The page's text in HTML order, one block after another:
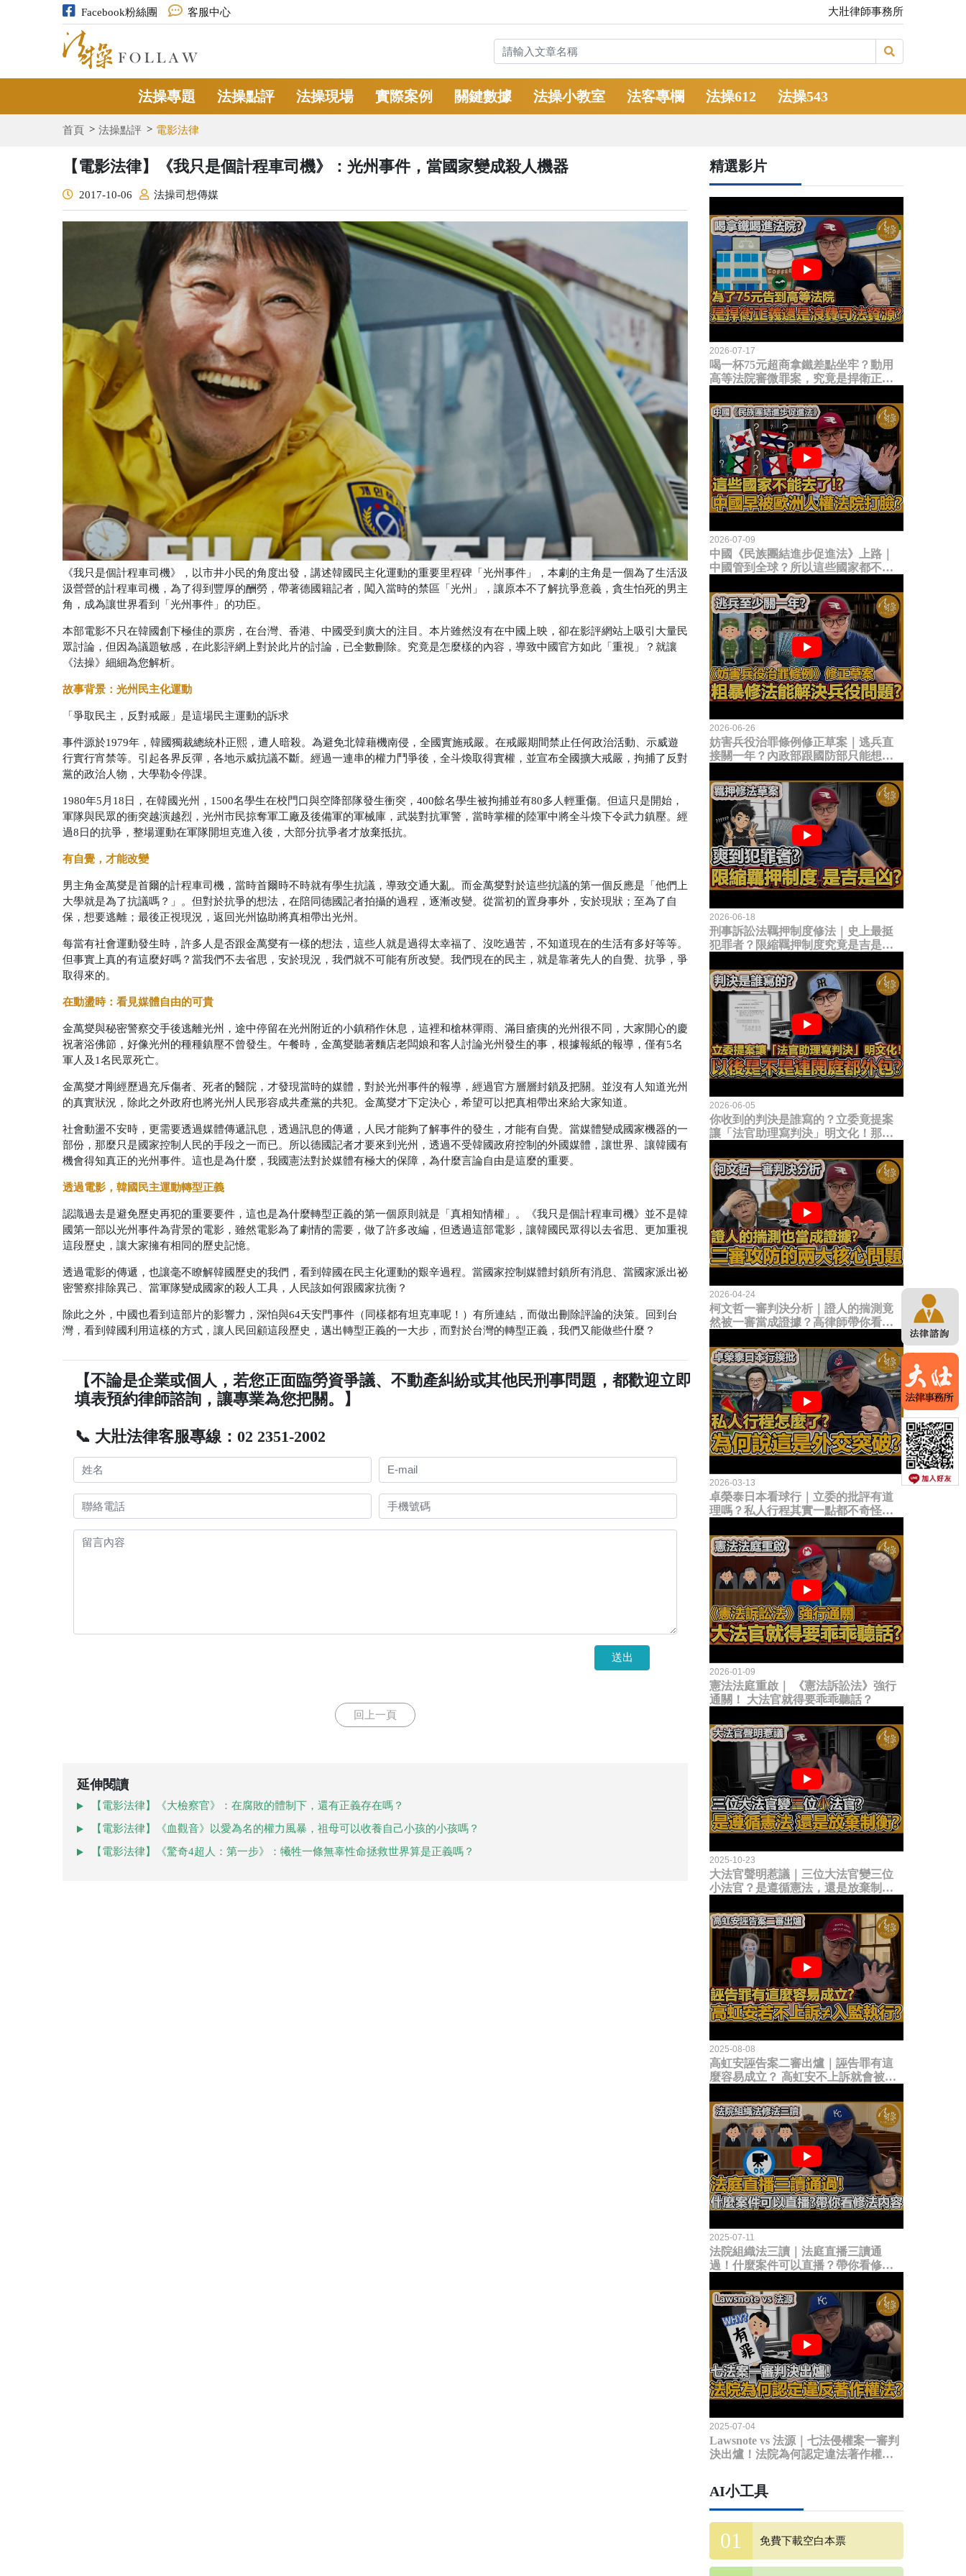
Facebook粉絲團 客服中心 大壯律師事務所
法操專題 法操點評 法操現場 實際案例 關鍵數據 法操小教室 法客專欄 法操612 法操543
首頁 法操點評 電影法律
【電影法律】《我只是個計程車司機》：光州事件，當國家變成殺人機器
2017-10-06 法操司想傳媒
《我只是個計程車司機》，以市井小民的角度出發，講述韓國民主化運動的重要里程碑「光州事件」，本劇的主角是一個為了生活汲
汲營營的計程車司機，為了得到豐厚的酬勞，帶著德國籍記者，闖入當時的禁區「光州」，讓原本不了解抗爭意義，貪生怕死的男主
角，成為讓世界看到「光州事件」的功臣。
本部電影不只在韓國創下極佳的票房，在台灣、香港、中國受到廣大的注目。本片雖然沒有在中國上映，卻在影評網站上吸引大量民
眾討論，但因為議題敏感，在此影評網上對於此片的討論，已全數刪除。究竟是怎麼樣的內容，導致中國官方如此「重視」？就讓
《法操》細細為您解析。
故事背景：光州民主化運動
「爭取民主，反對戒嚴」是這場民主運動的訴求
事件源於1979年，韓國獨裁總統朴正熙，遭人暗殺。為避免北韓藉機南侵，全國實施戒嚴。在戒嚴期間禁止任何政治活動、示威遊
行實行宵禁等。引起各界反彈，各地示威抗議不斷。經過一連串的權力鬥爭後，全斗煥取得實權，並宣布全國擴大戒嚴，拘捕了反對
黨的政治人物，大學勒令停課。
1980年5月18日，在韓國光州，1500名學生在校門口與空降部隊發生衝突，400餘名學生被拘捕並有80多人輕重傷。但這只是開始，
軍隊與民眾的衝突越演越烈，光州市民掠奪軍工廠及後備軍的軍械庫，武裝對抗軍警，當時掌權的陸軍中將全斗煥下令武力鎮壓。經
過8日的抗爭，整場運動在軍隊開坦克進入後，大部分抗爭者才放棄抵抗。
有自覺，才能改變
男主角金萬燮是首爾的計程車司機，當時首爾時不時就有學生抗議，導致交通大亂。而金萬燮對於這些抗議的第一個反應是「他們上
大學就是為了抗議嗎？」。但對於抗爭的想法，在陪同德國記者拍攝的過程，逐漸改變。從當初的置身事外，安於現狀；至為了自
保，想要逃離；最後正視現況，返回光州協助將真相帶出光州。
每當有社會運動發生時，許多人是否跟金萬燮有一樣的想法，這些人就是過得太幸福了、沒吃過苦，不知道現在的生活有多好等等。
但事實上真的有這麼好嗎？當我們不去省思，安於現況，我們就不可能有所改變。我們現在的民主，就是靠著先人的自覺、抗爭，爭
取得來的。
在動盪時：看見媒體自由的可貴
金萬燮與秘密警察交手後逃離光州，途中停留在光州附近的小鎮稍作休息，這裡和槍林彈雨、滿目瘡痍的光州很不同，大家開心的慶
祝著浴佛節，好像光州的種種鎮壓不曾發生。午餐時，金萬燮聽著麵店老闆娘和客人討論光州發生的事，根據報紙的報導，僅有5名
軍人及1名民眾死亡。
金萬燮才剛經歷過充斥傷者、死者的醫院，才發現當時的媒體，對於光州事件的報導，經過官方層層封鎖及把關。並沒有人知道光州
的真實狀況，除此之外政府也將光州人民形容成共產黨的共犯。金萬燮才下定決心，希望可以把真相帶出來給大家知道。
社會動盪不安時，更需要透過媒體傳遞訊息，透過訊息的傳遞，人民才能夠了解事件的發生，才能有自覺。當媒體變成國家機器的一
部份，那麼只是國家控制人民的手段之一而已。所以德國記者才要來到光州，透過不受韓國政府控制的外國媒體，讓世界、讓韓國有
機會得知真正的光州事件。這也是為什麼，我國憲法對於媒體有極大的保障，為什麼言論自由是這麼的重要。
透過電影，韓國民主運動轉型正義
認識過去是避免歷史再犯的重要要件，這也是為什麼轉型正義的第一個原則就是「真相知情權」。《我只是個計程車司機》並不是韓
國第一部以光州事件為背景的電影，雖然電影為了劇情的需要，做了許多改編，但透過這部電影，讓韓國民眾得以去省思、更加重視
這段歷史，讓大家擁有相同的歷史記憶。
透過電影的傳遞，也讓毫不瞭解韓國歷史的我們，看到韓國在民主化運動的艱辛過程。當國家控制媒體封鎖所有消息、當國家派出祕
密警察排除異己、當軍隊變成國家的殺人工具，人民該如何跟國家抗衡？
除此之外，中國也看到這部片的影響力，深怕與64天安門事件（同樣都有坦克車呢！）有所連結，而做出刪除評論的決策。回到台
灣，看到韓國利用這樣的方式，讓人民回顧這段歷史，邁出轉型正義的一大步，而對於台灣的轉型正義，我們又能做些什麼？
【不論是企業或個人，若您正面臨勞資爭議、不動產糾紛或其他民刑事問題，都歡迎立即
填表預約律師諮詢，讓專業為您把關。】
📞 大壯法律客服專線：02 2351-2002
送出
回上一頁
延伸閱讀
【電影法律】《大檢察官》：在腐敗的體制下，還有正義存在嗎？
【電影法律】《血觀音》以愛為名的權力風暴，祖母可以收養自己小孩的小孩嗎？
【電影法律】《驚奇4超人：第一步》：犧牲一條無辜性命拯救世界算是正義嗎？
精選影片
2026-07-17
喝一杯75元超商拿鐵差點坐牢？動用
高等法院審微罪案，究竟是捍衛正義
2026-07-09
中國《民族團結進步促進法》上路｜
中國管到全球？所以這些國家都不能
臉？
2026-06-26
妨害兵役治罪條例修正草案｜逃兵直
接關一年？內政部跟國防部只能想到
題？
2026-06-18
刑事訴訟法羈押制度修法｜史上最挺
犯罪者？限縮羈押制度究竟是吉是
2026-06-05
你收到的判決是誰寫的？立委竟提案
讓「法官助理寫判決」明文化！那以
2026-04-24
柯文哲一審判決分析｜證人的揣測竟
然被一審當成證據？高律師帶你看未
2026-03-13
卓榮泰日本看球行｜立委的批評有道
理嗎？私人行程其實一點都不奇怪？
2026-01-09
憲法法庭重啟｜ 《憲法訴訟法》強行
通關！ 大法官就得要乖乖聽話？
2025-10-23
大法官聲明惹議｜三位大法官變三位
小法官？是遵循憲法，還是放棄制衡
2025-08-08
高虹安誣告案二審出爐｜誣告罪有這
麼容易成立？ 高虹安不上訴就會被
2025-07-11
法院組織法三讀｜法庭直播三讀通
過！什麼案件可以直播？帶你看修法
2025-07-04
Lawsnote vs 法源｜七法侵權案一審判
決出爐！法院為何認定違法著作權
AI小工具
免費下載空白本票